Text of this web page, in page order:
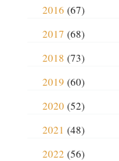
2016 (67)
2017 (68)
2018 (73)
2019 (60)
2020 (52)
2021 (48)
2022 (56)